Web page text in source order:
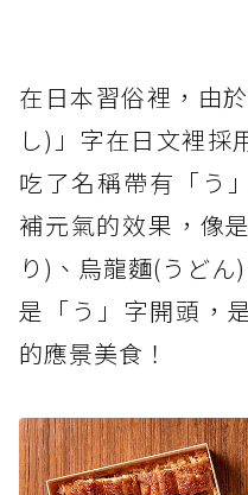
在日本習俗裡，由
し)」字在日文裡採
吃了名稱帶有「う
補元氣的效果，像
り)、烏龍麵(うど
是「う」字開頭，
的應景美食！